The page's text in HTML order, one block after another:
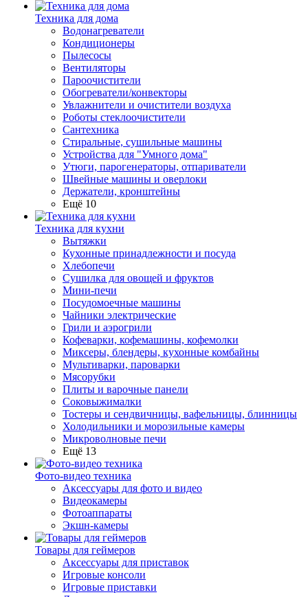
Техника для дома
Водонагреватели
Кондиционеры
Пылесосы
Вентиляторы
Пароочистители
Обогреватели/конвекторы
Увлажнители и очистители воздуха
Роботы стеклоочистители
Сантехника
Стиральные, сушильные машины
Устройства для "Умного дома"
Утюги, парогенераторы, отпариватели
Швейные машины и оверлоки
Держатели, кронштейны
Ещё 10
Техника для кухни
Вытяжки
Кухонные принадлежности и посуда
Хлебопечи
Сушилка для овощей и фруктов
Мини-печи
Посудомоечные машины
Чайники электрические
Грили и аэрогрили
Кофеварки, кофемашины, кофемолки
Миксеры, блендеры, кухонные комбайны
Мультиварки, пароварки
Мясорубки
Плиты и варочные панели
Соковыжималки
Тостеры и сендвичницы, вафельницы, блинницы
Холодильники и морозильные камеры
Микроволновые печи
Ещё 13
Фото-видео техника
Аксессуары для фото и видео
Видеокамеры
Фотоаппараты
Экшн-камеры
Товары для геймеров
Аксессуары для приставок
Игровые консоли
Игровые приставки